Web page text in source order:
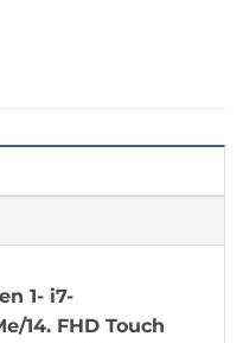
1- i7-
14. FHD Touch